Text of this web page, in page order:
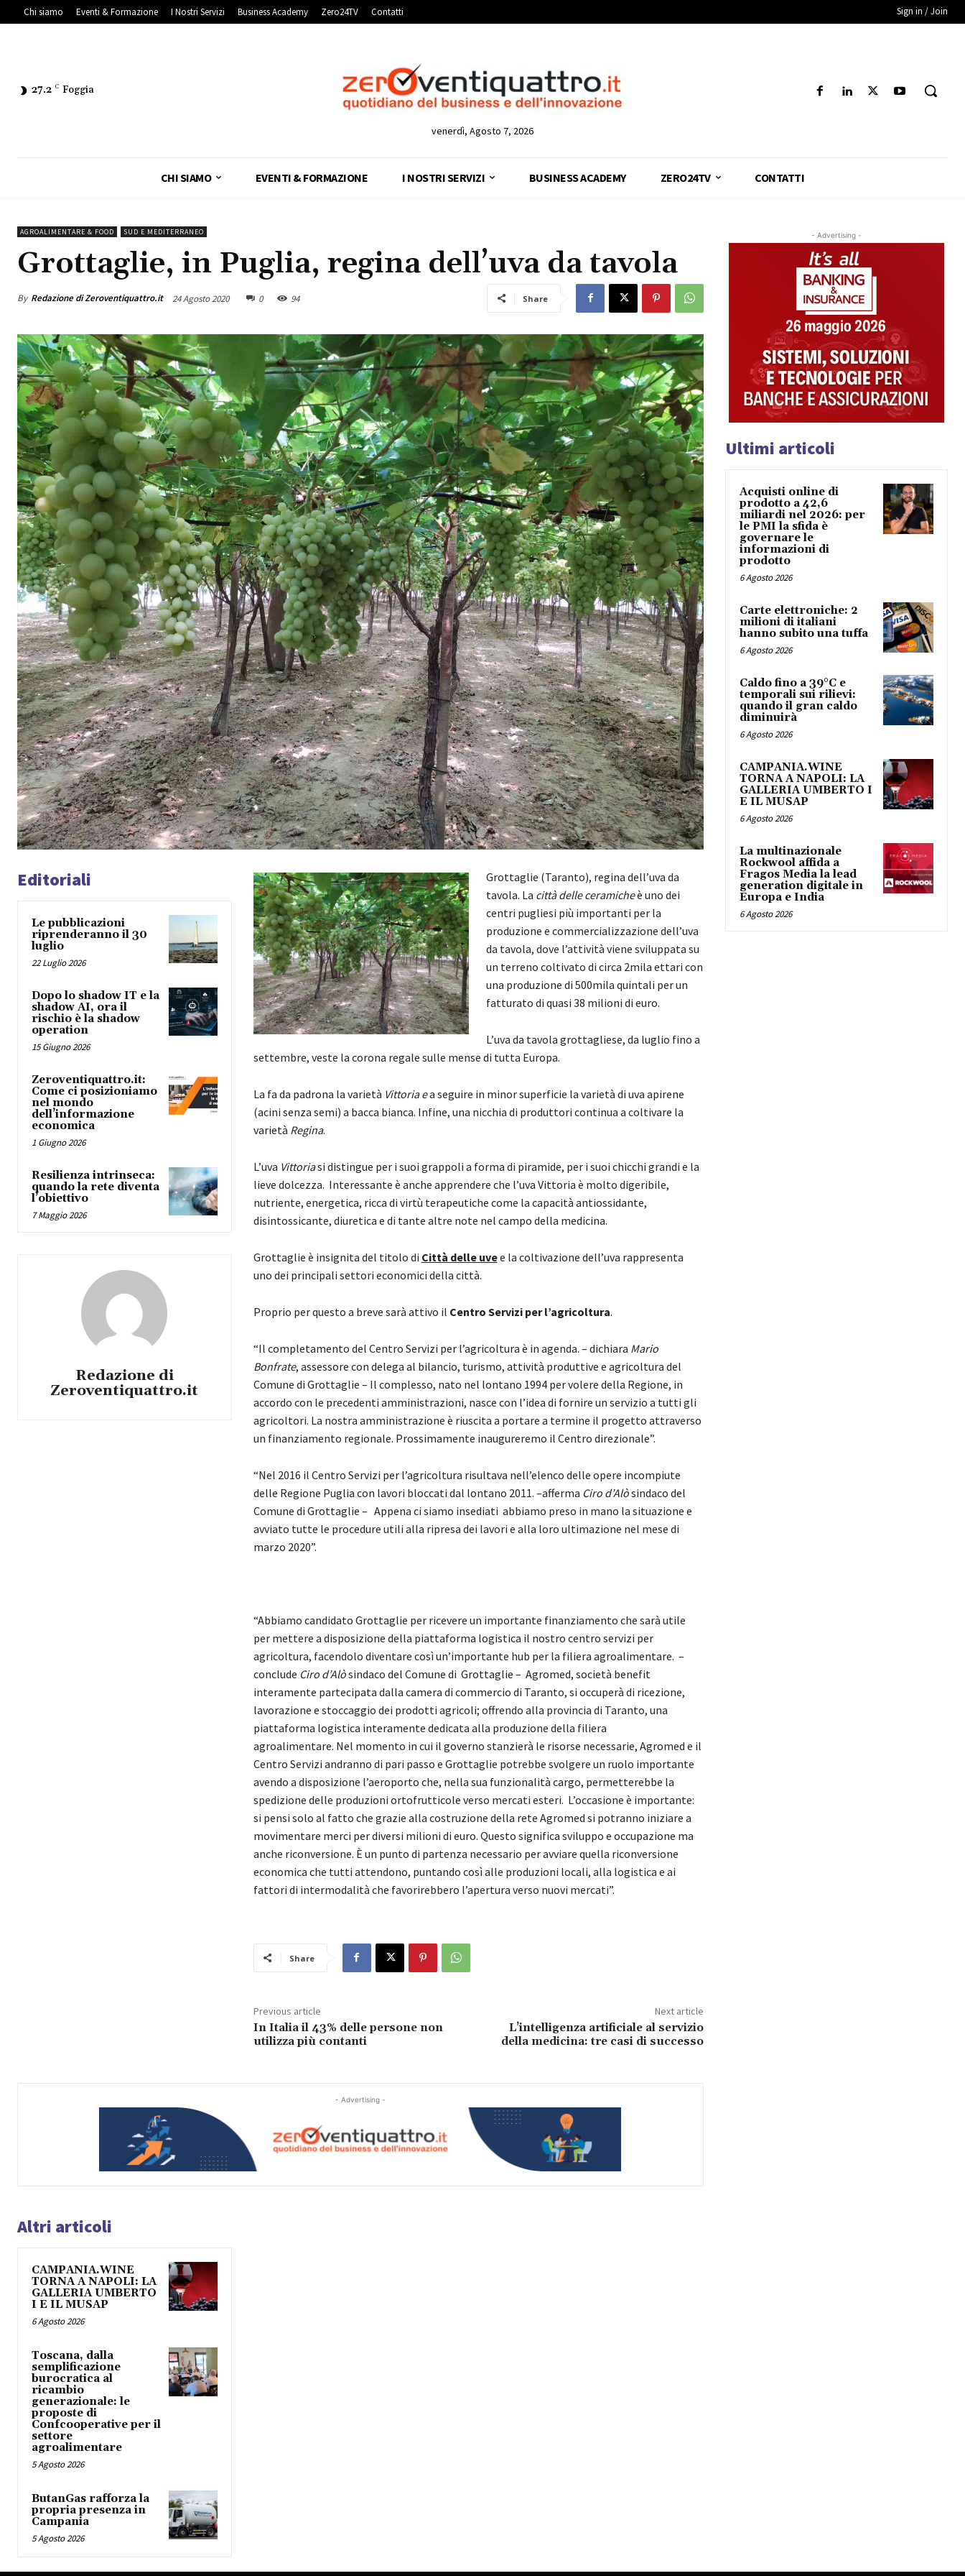
Chi siamo Eventi & Formazione I Nostri Servizi Business Academy Zero24TV Contatti Sign in / Join
27.2 C Foggia
venerdì, Agosto 7, 2026
CHI SIAMO EVENTI & FORMAZIONE I NOSTRI SERVIZI BUSINESS ACADEMY ZERO24TV CONTATTI
AGROALIMENTARE & FOOD SUD E MEDITERRANEO
Grottaglie, in Puglia, regina dell’uva da tavola
By Redazione di Zeroventiquattro.it 24 Agosto 2020 0 94 Share
Editoriali
Le pubblicazioni
riprenderanno il 30
luglio
22 Luglio 2026
Dopo lo shadow IT e la
shadow AI, ora il
rischio è la shadow
operation
15 Giugno 2026
Zeroventiquattro.it:
Come ci posizioniamo
nel mondo
dell’informazione
economica
1 Giugno 2026
Resilienza intrinseca:
quando la rete diventa
l’obiettivo
7 Maggio 2026
Redazione di
Zeroventiquattro.it
Grottaglie (Taranto), regina dell’uva da
tavola. La città delle ceramicheè uno dei
centri pugliesi più importanti per la
produzione e commercializzazione dell’uva
da tavola, dove l’attività viene sviluppata su
un terreno coltivato di circa 2mila ettari con
una produzione di 500mila quintali per un
fatturato di quasi 38 milioni di euro.
L’uva da tavola grottagliese, da luglio fino a
settembre, veste la corona regale sulle mense di tutta Europa.
La fa da padrona la varietà Vittoria ea seguire in minor superficie la varietà di uva apirene
(acini senza semi) a bacca bianca. Infine, una nicchia di produttori continua a coltivare la
varietà Regina.
L’uva Vittoriasi distingue per i suoi grappoli a forma di piramide, per i suoi chicchi grandi e la
lieve dolcezza. Interessante è anche apprendere che l’uva Vittoria è molto digeribile,
nutriente, energetica, ricca di virtù terapeutiche come la capacità antiossidante,
disintossicante, diuretica e di tante altre note nel campo della medicina.
Grottaglie è insignita del titolo di Città delle uvee la coltivazione dell’uva rappresenta
uno dei principali settori economici della città.
Proprio per questo a breve sarà attivo il Centro Servizi per l’agricoltura.
“Il completamento del Centro Servizi per l’agricoltura è in agenda. – dichiara Mario
Bonfrate, assessore con delega al bilancio, turismo, attività produttive e agricoltura del
Comune di Grottaglie – Il complesso, nato nel lontano 1994 per volere della Regione, in
accordo con le precedenti amministrazioni, nasce con l’idea di fornire un servizio a tutti gli
agricoltori. La nostra amministrazione è riuscita a portare a termine il progetto attraverso
un finanziamento regionale. Prossimamente inaugureremo il Centro direzionale”.
“Nel 2016 il Centro Servizi per l’agricoltura risultava nell’elenco delle opere incompiute
delle Regione Puglia con lavori bloccati dal lontano 2011. –afferma Ciro d’Alòsindaco del
Comune di Grottaglie – Appena ci siamo insediati abbiamo preso in mano la situazione e
avviato tutte le procedure utili alla ripresa dei lavori e alla loro ultimazione nel mese di
marzo 2020”.
“Abbiamo candidato Grottaglie per ricevere un importante finanziamento che sarà utile
per mettere a disposizione della piattaforma logistica il nostro centro servizi per
agricoltura, facendolo diventare così un’importante hub per la filiera agroalimentare. –
conclude Ciro d’Alòsindaco del Comune di Grottaglie – Agromed, società benefit
interamente partecipata dalla camera di commercio di Taranto, si occuperà di ricezione,
lavorazione e stoccaggio dei prodotti agricoli; offrendo alla provincia di Taranto, una
piattaforma logistica interamente dedicata alla produzione della filiera
agroalimentare. Nel momento in cui il governo stanzierà le risorse necessarie, Agromed e il
Centro Servizi andranno di pari passo e Grottaglie potrebbe svolgere un ruolo importante
avendo a disposizione l’aeroporto che, nella sua funzionalità cargo, permetterebbe la
spedizione delle produzioni ortofrutticole verso mercati esteri. L’occasione è importante:
si pensi solo al fatto che grazie alla costruzione della rete Agromed si potranno iniziare a
movimentare merci per diversi milioni di euro. Questo significa sviluppo e occupazione ma
anche riconversione. È un punto di partenza necessario per avviare quella riconversione
economica che tutti attendono, puntando così alle produzioni locali, alla logistica e ai
fattori di intermodalità che favorirebbero l’apertura verso nuovi mercati”.
Share
Previous article
In Italia il 43% delle persone non
utilizza più contanti
Next article
L’intelligenza artificiale al servizio
della medicina: tre casi di successo
- Advertising -
Altri articoli
CAMPANIA.WINE
TORNA A NAPOLI: LA
GALLERIA UMBERTO
I E IL MUSAP
6 Agosto 2026
Toscana, dalla
semplificazione
burocratica al
ricambio
generazionale: le
proposte di
Confcooperative per il
settore
agroalimentare
5 Agosto 2026
ButanGas rafforza la
propria presenza in
Campania
5 Agosto 2026
- Advertising -
Ultimi articoli
Acquisti online di
prodotto a 42,6
miliardi nel 2026: per
le PMI la sfida è
governare le
informazioni di
prodotto
6 Agosto 2026
Carte elettroniche: 2
milioni di italiani
hanno subito una tuffa
6 Agosto 2026
Caldo fino a 39°C e
temporali sui rilievi:
quando il gran caldo
diminuirà
6 Agosto 2026
CAMPANIA.WINE
TORNA A NAPOLI: LA
GALLERIA UMBERTO I
E IL MUSAP
6 Agosto 2026
La multinazionale
Rockwool affida a
Fragos Media la lead
generation digitale in
Europa e India
6 Agosto 2026